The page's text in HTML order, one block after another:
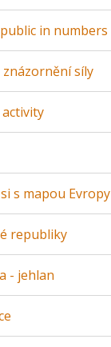
in numbers
síly
s mapou Evropy
republiky
- jehlan